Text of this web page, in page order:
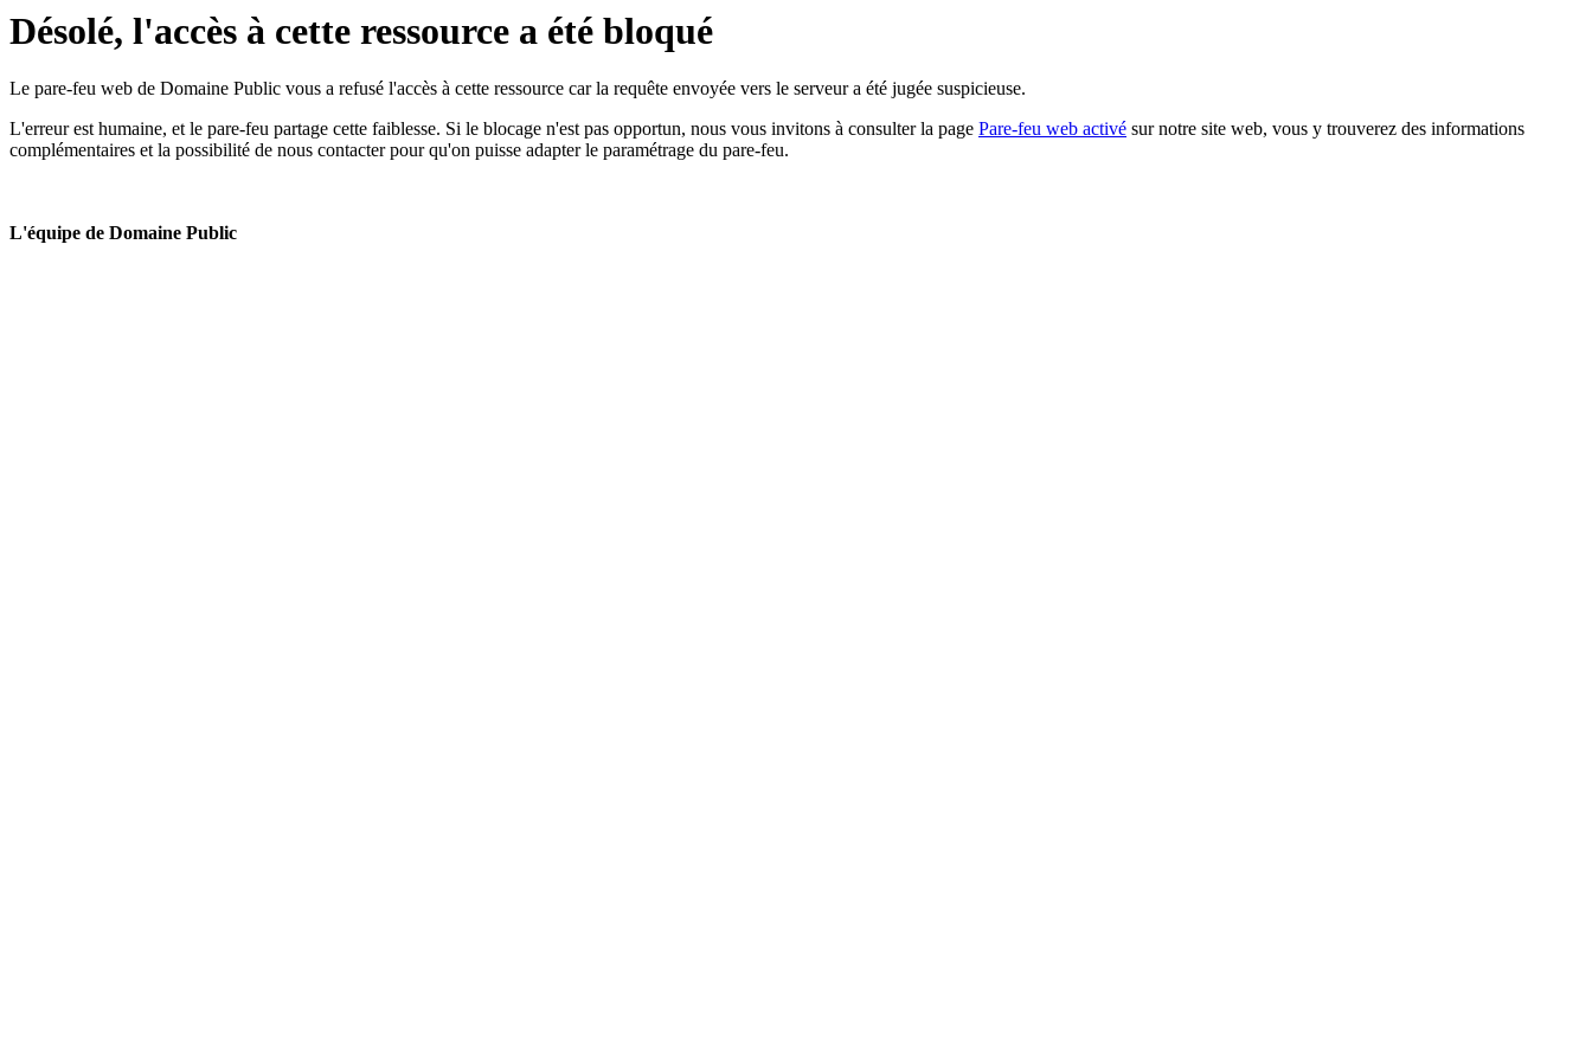
Désolé, l'accès à cette ressource a été bloqué
Le pare-feu web de Domaine Public vous a refusé l'accès à cette ressource car la requête envoyée vers le serveur a été jugée suspicieuse.
L'erreur est humaine, et le pare-feu partage cette faiblesse. Si le blocage n'est pas opportun, nous vous invitons à consulter la page Pare-feu web activé sur notre site web, vous y trouverez des informations
complémentaires et la possibilité de nous contacter pour qu'on puisse adapter le paramétrage du pare-feu.
L'équipe de Domaine Public